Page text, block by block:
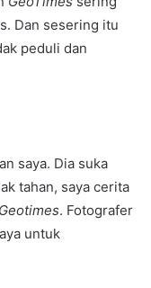
Dan sesering itu
peduli dan
saya. Dia suka
tahan, saya cerita
Geotimes. Fotografer
untuk